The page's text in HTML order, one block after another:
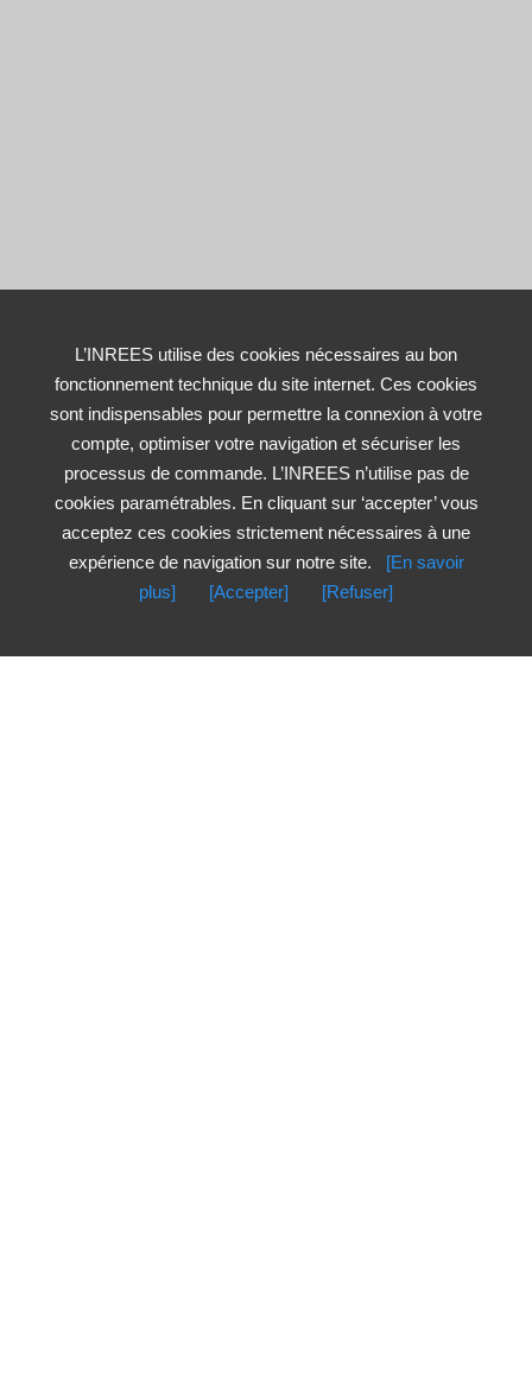
L’INREES utilise des cookies nécessaires au bon
fonctionnement technique du site internet. Ces cookies
sont indispensables pour permettre la connexion à votre
compte, optimiser votre navigation et sécuriser les
processus de commande. L’INREES n’utilise pas de
cookies paramétrables. En cliquant sur ‘accepter’ vous
acceptez ces cookies strictement nécessaires à une
expérience de navigation sur notre site.
[En savoir
plus]
[Accepter] [Refuser]